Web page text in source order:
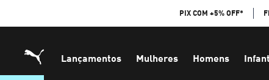
PIX COM +5% OFF*
Lançamentos Mulheres Homens